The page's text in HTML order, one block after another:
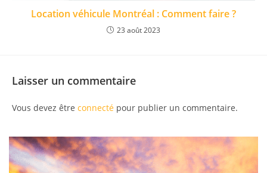
Location véhicule Montréal : Comment faire ?
23 août 2023
Laisser un commentaire
Vous devez être connecté pour publier un commentaire.